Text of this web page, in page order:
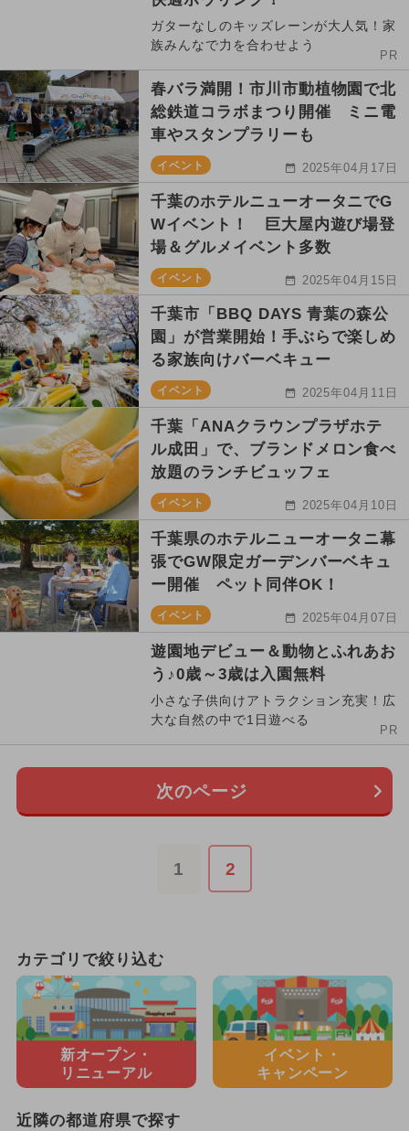
ガターなしのキッズレーンが大人気！家
族みんなで力を合わせよう
PR
春バラ満開！市川市動植物園で北
総鉄道コラボまつり開催 ミニ電
車やスタンプラリーも
イベント 2025年04月17日
千葉のホテルニューオータニでG
Wイベント！ 巨大屋内遊び場登
場＆グルメイベント多数
イベント 2025年04月15日
千葉市「BBQ DAYS 青葉の森公
園」が営業開始！手ぶらで楽しめ
る家族向けバーベキュー
イベント 2025年04月11日
千葉「ANAクラウンプラザホテ
ル成田」で、ブランドメロン食べ
放題のランチビュッフェ
イベント 2025年04月10日
千葉県のホテルニューオータニ幕
張でGW限定ガーデンバーベキュ
ー開催 ペット同伴OK！
イベント 2025年04月07日
遊園地デビュー＆動物とふれあお
う♪0歳～3歳は入園無料
小さな子供向けアトラクション充実！広
大な自然の中で1日遊べる
PR
次のページ
1 2
カテゴリで絞り込む
新オープン・
リニューアル
イベント・
キャンペーン
近隣の都道府県で探す